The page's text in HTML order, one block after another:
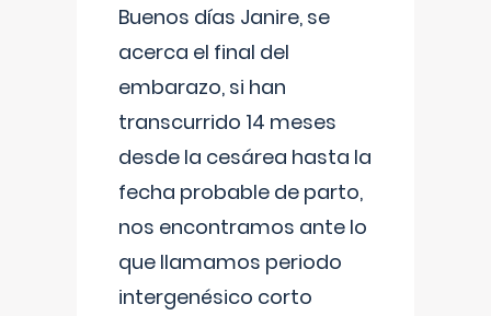
Buenos días Janire, se
acerca el final del
embarazo, si han
transcurrido 14 meses
desde la cesárea hasta la
fecha probable de parto,
nos encontramos ante lo
que llamamos periodo
intergenésico corto